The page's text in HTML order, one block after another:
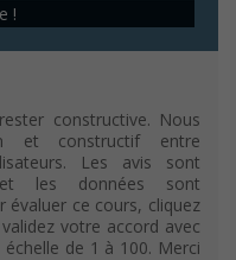
!
constructive. Nous
et constructif entre
Les avis sont
les données sont
évaluer ce cours, cliquez
votre accord avec
de 1 à 100. Merci